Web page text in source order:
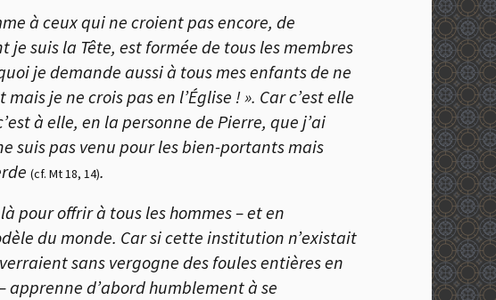
à ceux qui ne croient pas encore, de
je suis la Tête, est formée de tous les membres
je demande aussi à tous mes enfants de ne
je ne crois pas en l’Église ! ». Car c’est elle
à elle, en la personne de Pierre, que j’ai
suis pas venu pour les bien-portants mais
(cf. Mt 18, 14).
pour offrir à tous les hommes – et en
du monde. Car si cette institution n’existait
sans vergogne des foules entières en
apprenne d’abord humblement à se